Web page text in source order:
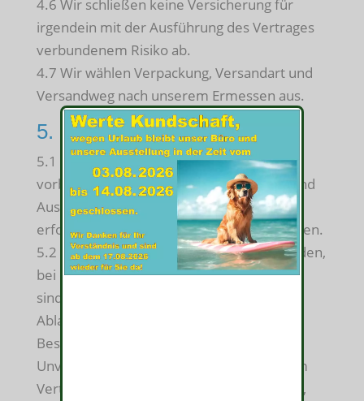
4.6 Wir schließen keine Versicherung für
irgendein mit der Ausführung des Vertrages
verbundenem Risiko ab.
4.7 Wir wählen Verpackung, Versandart und
Versandweg nach unserem Ermessen aus.
5. Leistungshindernisse
5.1 Der Vertragsabschluß erfolgt
vorbehaltlich der erforderlichen Einfuhr und
Ausfuhrlizenzen sowie sonstiger
erforderlicher behördlicher Genehmigungen.
5.2 Bei höherer Gewalt sowie bei Umständen,
bei denen uns ein Verschulden nicht trifft,
sind wir berechtigt, die Lieferung bis zum
Ablauf einer angemessenen Frist nach
Beseitigung der Unmöglichkeit oder des
Unvermögens hinauszuschieben oder vom
Vertag ganz oder teilweise zurückzutreten,